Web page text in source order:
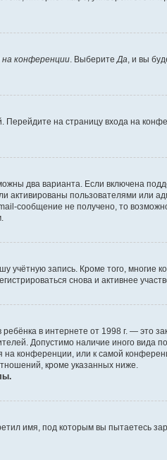
конференции. ВыберитеДа, и вы
Перейдите на страницу входа на
два варианта. Если включена
активированы пользователями или
сообщение не получено, то
учётную запись. Кроме того,
снова и активнее
в интернете от 1998 г. —
Допустимо наличие иного
конференции, или к самой
кроме указанных ниже.
имя, под которым вы пытаетесь